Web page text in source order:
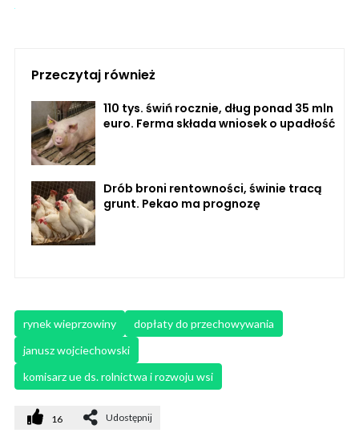
Przeczytaj również
110 tys. świń rocznie, dług ponad 35 mln
euro. Ferma składa wniosek o upadłość
Drób broni rentowności, świnie tracą
grunt. Pekao ma prognozę
rynek wieprzowiny
dopłaty do przechowywania
janusz wojciechowski
komisarz ue ds. rolnictwa i rozwoju wsi
16 Udostępnij